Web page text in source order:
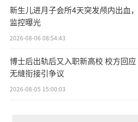
新生儿进月子会所4天突发颅内出血，
监控曝光
2026-08-06 08:54:43
博士后出轨后又入职新高校 校方回应
无缝衔接引争议
2026-08-05 15:00:03